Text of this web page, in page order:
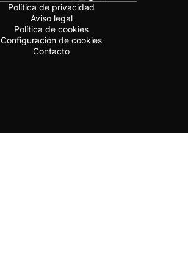
Política de privacidad
Aviso legal
Política de cookies
Configuración de cookies
Contacto